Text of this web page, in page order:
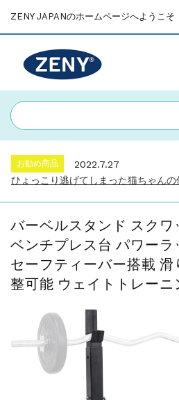
ZENY JAPANのホームページへようこそ
「auＰＡＹマーケット」での販売を開
Uncategorized
2023.3.22
お勧め商品
2022.7.27
ひょっこり逃げてしまった猫ちゃんの
お知らせ
2022.2.16
～新生活の家具、自分らしく～...
お知らせ
2021.12.7
「auＰＡＹマーケット」での販売を開
ビュッフェ に使いやすい 6Lサイズ チ
お勧め商品
2022.7.27
ひょっこり逃げてしまった猫ちゃんの
お勧め商品
背もたれ付きのカウンターチェアー。
バーベルスタンド スク
ベンチプレス台 パワー
セーフティーバー搭載
整可能 ウェイトトレー